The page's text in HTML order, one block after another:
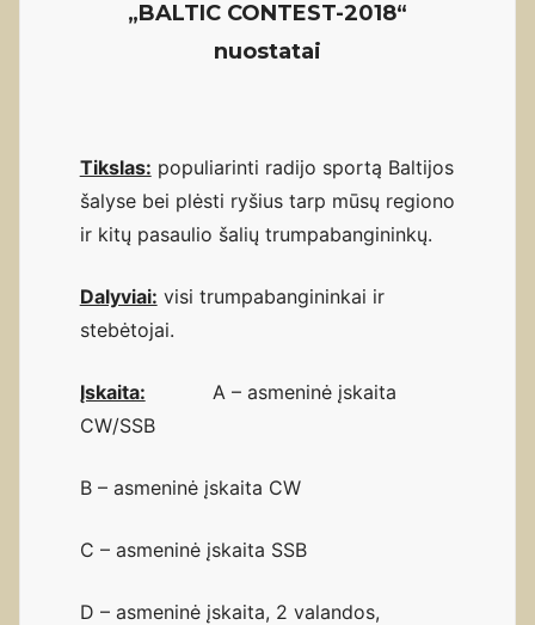
„BALTIC CONTEST-2018“
nuostatai
Tikslas: populiarinti radijo sportą Baltijos
šalyse bei plėsti ryšius tarp mūsų regiono
ir kitų pasaulio šalių trumpabangininkų.
Dalyviai: visi trumpabangininkai ir
stebėtojai.
Įskaita:
A – asmeninė įskaita
CW/SSB
B – asmeninė įskaita CW
C – asmeninė įskaita SSB
D – asmeninė įskaita, 2 valandos,